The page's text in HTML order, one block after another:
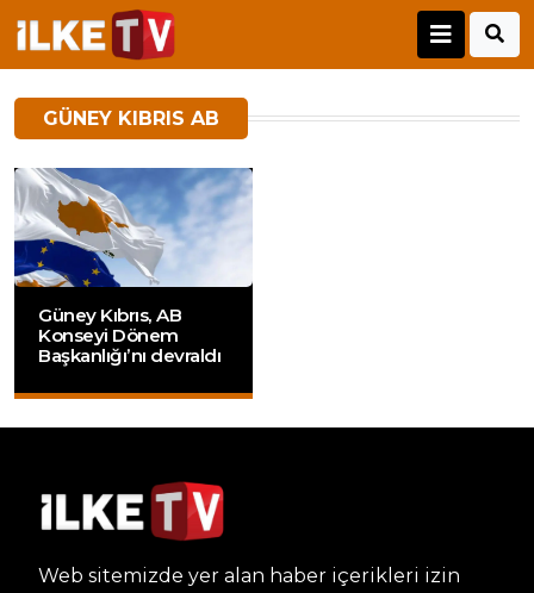
GÜNEY KIBRIS AB
Güney Kıbrıs, AB
Konseyi Dönem
Başkanlığı’nı devraldı
Web sitemizde yer alan haber içerikleri izin